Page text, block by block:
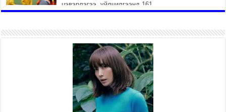
цэвэрлэгээ, үйлчилгээнд 161
ажилтан, 27 техниктэй
2026 оны 7 сар 15 / 11 цаг 22 минут
Наадмын амралтын өдрүүдэд
нийслэлийн эрүүл мэндийн
байгууллагууд дараах
хуваарийн дагуу ажиллана
2026 оны 7 сар 15 / 11 цаг 18 минут
Үндэсний их баяр наадам